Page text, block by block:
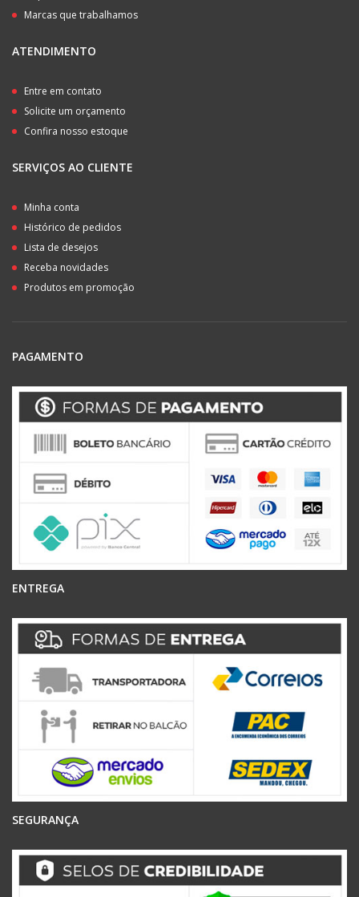
Marcas que trabalhamos
ATENDIMENTO
Entre em contato
Solicite um orçamento
Confira nosso estoque
SERVIÇOS AO CLIENTE
Minha conta
Histórico de pedidos
Lista de desejos
Receba novidades
Produtos em promoção
PAGAMENTO
ENTREGA
SEGURANÇA